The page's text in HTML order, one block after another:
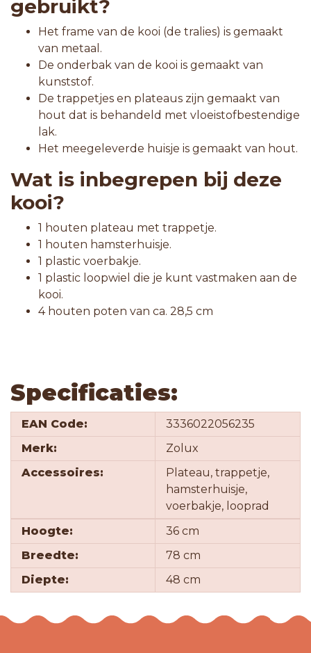
gebruikt?
Het frame van de kooi (de tralies) is gemaakt
van metaal.
De onderbak van de kooi is gemaakt van
kunststof.
De trappetjes en plateaus zijn gemaakt van
hout dat is behandeld met vloeistofbestendige
lak.
Het meegeleverde huisje is gemaakt van hout.
Wat is inbegrepen bij deze
kooi?
1 houten plateau met trappetje.
1 houten hamsterhuisje.
1 plastic voerbakje.
1 plastic loopwiel die je kunt vastmaken aan de
kooi.
4 houten poten van ca. 28,5 cm
Specificaties:
EAN Code:
3336022056235
Merk:
Zolux
Accessoires:
Plateau, trappetje,
hamsterhuisje,
voerbakje, looprad
Hoogte:
36 cm
Breedte:
78 cm
Diepte:
48 cm